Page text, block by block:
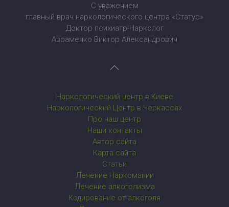
С уважением
главный врач наркологического центра «Статус»
Доктор психиатр-Нарколог
Авраменко Виктор Александрович
Наркологический центр в Киеве
Наркологический Центр в Черкассах
Про наш центр
Наши контакты
Автор сайта
Карта сайта
Статьи
Лечение Наркомании
Лечение алкоголизма
Кодирование от алкоголя